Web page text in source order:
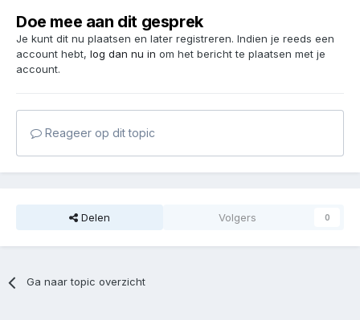
Doe mee aan dit gesprek
Je kunt dit nu plaatsen en later registreren. Indien je reeds een
account hebt, log dan nu in om het bericht te plaatsen met je
account.
Reageer op dit topic
Delen Volgers 0
Ga naar topic overzicht